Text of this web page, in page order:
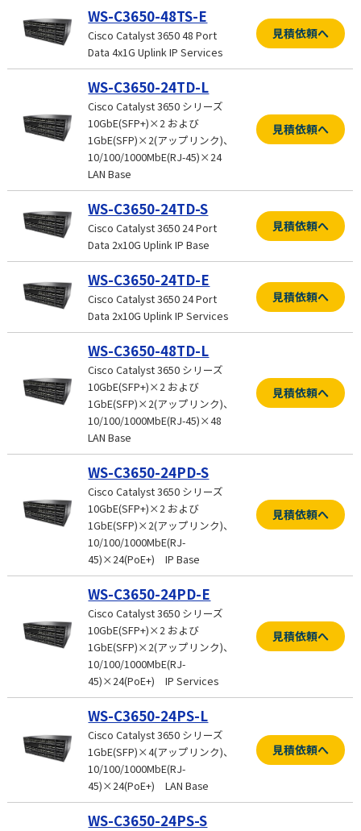
WS-C3650-48TS-E
Cisco Catalyst 3650 48 Port
Data 4x1G Uplink IP Services
見積依頼へ
WS-C3650-24TD-L
Cisco Catalyst 3650 シリーズ
10GbE(SFP+)×2 および
1GbE(SFP)×2(アップリンク)、
10/100/1000MbE(RJ-45)×24
LAN Base
見積依頼へ
WS-C3650-24TD-S
Cisco Catalyst 3650 24 Port
Data 2x10G Uplink IP Base
見積依頼へ
WS-C3650-24TD-E
Cisco Catalyst 3650 24 Port
Data 2x10G Uplink IP Services
見積依頼へ
WS-C3650-48TD-L
Cisco Catalyst 3650 シリーズ
10GbE(SFP+)×2 および
1GbE(SFP)×2(アップリンク)、
10/100/1000MbE(RJ-45)×48
LAN Base
見積依頼へ
WS-C3650-24PD-S
Cisco Catalyst 3650 シリーズ
10GbE(SFP+)×2 および
1GbE(SFP)×2(アップリンク)、
10/100/1000MbE(RJ-
45)×24(PoE+) IP Base
見積依頼へ
WS-C3650-24PD-E
Cisco Catalyst 3650 シリーズ
10GbE(SFP+)×2 および
1GbE(SFP)×2(アップリンク)、
10/100/1000MbE(RJ-
45)×24(PoE+) IP Services
見積依頼へ
WS-C3650-24PS-L
Cisco Catalyst 3650 シリーズ
1GbE(SFP)×4(アップリンク)、
10/100/1000MbE(RJ-
45)×24(PoE+) LAN Base
見積依頼へ
WS-C3650-24PS-S